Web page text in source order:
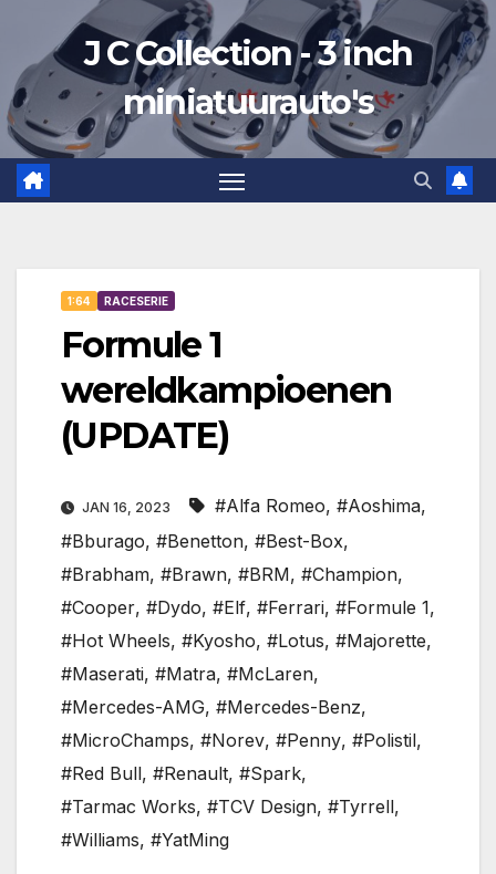
de
inhoud
J C Collection - 3 inch
miniatuurauto's
1:64 RACESERIE
Formule 1
wereldkampioenen
(UPDATE)
JAN 16, 2023 #Alfa Romeo, #Aoshima,
#Bburago, #Benetton, #Best-Box,
#Brabham, #Brawn, #BRM, #Champion,
#Cooper, #Dydo, #Elf, #Ferrari, #Formule 1,
#Hot Wheels, #Kyosho, #Lotus, #Majorette,
#Maserati, #Matra, #McLaren,
#Mercedes-AMG, #Mercedes-Benz,
#MicroChamps, #Norev, #Penny, #Polistil,
#Red Bull, #Renault, #Spark,
#Tarmac Works, #TCV Design, #Tyrrell,
#Williams, #YatMing